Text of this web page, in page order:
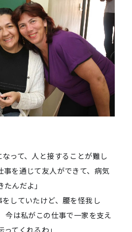
なって、人と接することが難し
事を通じて友人ができて、病気
んだよ」
をしていたけど、腰を怪我し
今は私がこの仕事で一家を支え